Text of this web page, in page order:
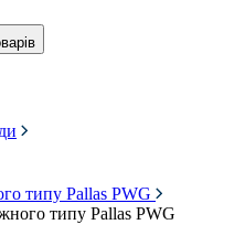
типу Pallas PWG
типу Pallas PWG